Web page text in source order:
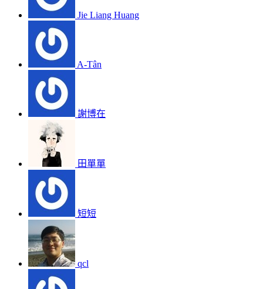
Jie Liang Huang
A-Tân
謝博在
田單單
短短
qcl